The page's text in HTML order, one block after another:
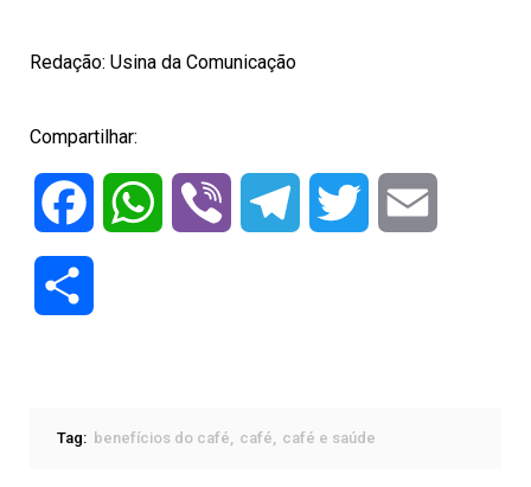
Redação: Usina da Comunicação
Compartilhar:
Facebook WhatsApp Viber Telegram Twitter
Tag: benefícios do café café café e saúde